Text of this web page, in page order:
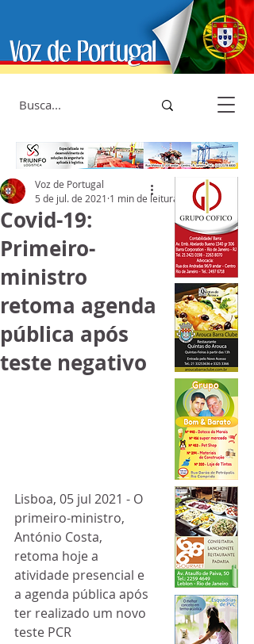
Covid-19:
Primeiro-
ministro
retoma agenda
pública após
teste negativo
Voz de Portugal
5 de jul. de 2021 1 min de leitura
Lisboa, 05 jul 2021 - O
primeiro-ministro,
António Costa,
retoma hoje a
atividade presencial e
a agenda pública após
ter realizado um novo
teste PCR